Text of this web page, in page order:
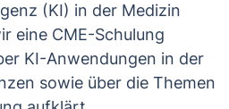
(KI) in der Medizin
eine CME-Schulung
KI-Anwendungen in der
sowie über die Themen